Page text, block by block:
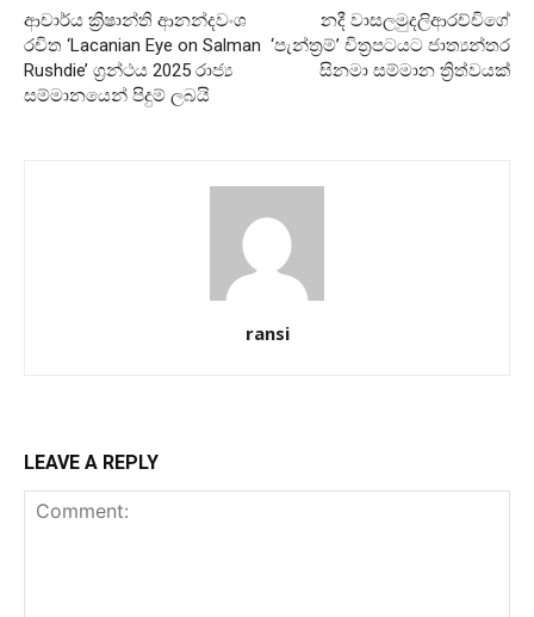
ආචාර්ය ක්‍රිෂාන්ති ආනන්දවංශ
රචිත ‘Lacanian Eye on Salman
Rushdie’ ග්‍රන්ථය 2025 රාජ්‍ය
සම්මානයෙන් පිදුම් ලබයි
නදී වාසලමුදලිආරච්චිගේ
‘පැන්ත්‍රම්’ චිත්‍රපටයට ජාත්‍යන්තර
සිනමා සම්මාන ත්‍රිත්වයක්
ransi
LEAVE A REPLY